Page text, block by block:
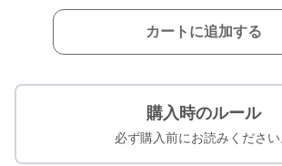
カートに追加する
購入時のルール
必ず購入前にお読みください